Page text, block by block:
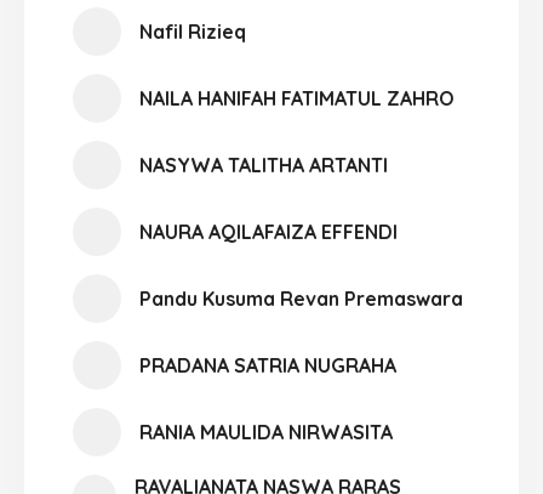
Nafil Rizieq
NAILA HANIFAH FATIMATUL ZAHRO
NASYWA TALITHA ARTANTI
NAURA AQILAFAIZA EFFENDI
Pandu Kusuma Revan Premaswara
PRADANA SATRIA NUGRAHA
RANIA MAULIDA NIRWASITA
RAVALIANATA NASWA RARAS